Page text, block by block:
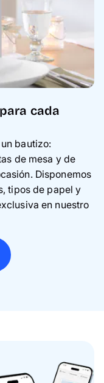
cada
bautizo:
de mesa y de
Disponemos
tipos de papel y
en nuestro